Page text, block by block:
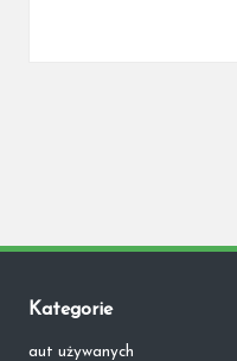
Kategorie
aut używanych